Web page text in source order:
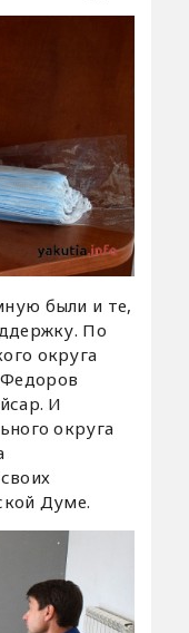
были и те,
По
округа
И
округа
Думе.